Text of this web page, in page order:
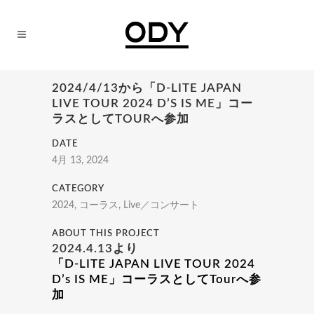
2024/4/13から「D-LITE JAPAN
LIVE TOUR 2024 D’S IS ME」コー
ラスとしてTOURへ参加
DATE
4月 13, 2024
CATEGORY
2024, コーラス, Live／コンサート
ABOUT THIS PROJECT
2024.4.13より
「D-LITE JAPAN LIVE TOUR 2024
D’s IS ME」コーラスとしてTourへ参
加